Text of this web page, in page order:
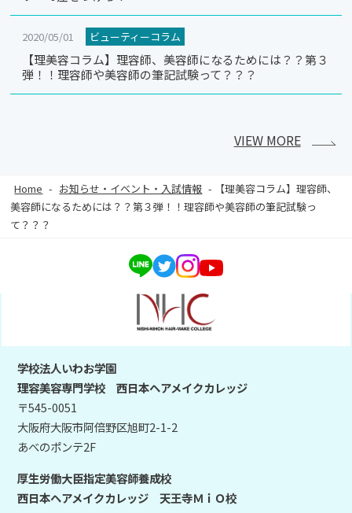
2020/05/01 ビューティーコラム
【理美容コラム】理容師、美容師になるためには？？第３
弾！！理容師や美容師の筆記試験って？？？
VIEW MORE
Home - お知らせ・イベント・入試情報 -
【理美容コラム】理容師、
美容師になるためには？？第３弾！！理容師や美容師の筆記試験っ
て？？？
学校法人いわお学園
理容美容専門学校 西日本ヘアメイクカレッジ
〒545-0051
大阪府大阪市阿倍野区旭町2-1-2
あべのポンテ2F
厚生労働大臣指定美容師養成校
西日本ヘアメイクカレッジ 天王寺ＭｉＯ校